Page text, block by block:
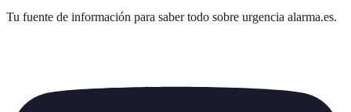
Tu fuente de información para saber todo sobre urgencia alarma.es.